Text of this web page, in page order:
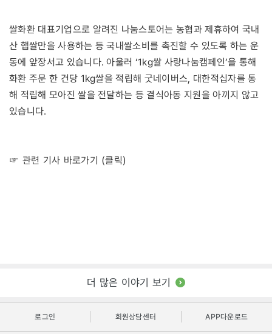
쌀화환 대표기업으로 알려진 나눔스토어는 농협과 제휴하여 국내
산 햅쌀만을 사용하는 등 국내쌀소비를 촉진할 수 있도록 하는 운
동에 앞장서고 있습니다. 아울러 ‘1kg쌀 사랑나눔캠페인’을 통해
화환 주문 한 건당 1kg쌀을 적립해 굿네이버스, 대한적십자를 통
해 적립해 모아진 쌀을 전달하는 등 결식아동 지원을 아끼지 않고
있습니다.
☞ 관련 기사 바로가기 (클릭)
더 많은 이야기 보기
로그인 회원상담센터 APP다운로드